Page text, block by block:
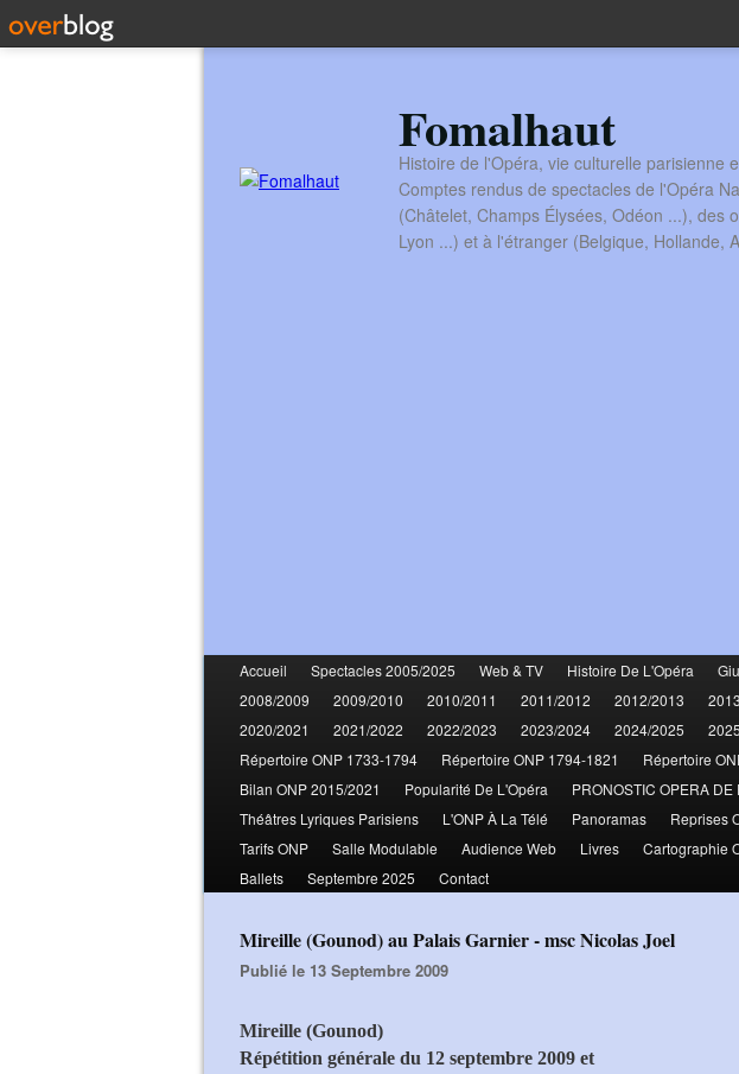
Fomalhaut
Histoire de l'Opéra, vie culturelle parisienne
Comptes rendus de spectacles de l'Opéra
(Châtelet, Champs Élysées, Odéon ...), des
Lyon ...) et à l'étranger (Belgique, Hollande,
Accueil Spectacles 2005/2025 Web & TV Histoire De L'Opéra
2008/2009
2009/2010 2010/2011 2011/2012 2012/2013
2020/2021
2021/2022 2022/2023 2023/2024 2024/2025
Répertoire ONP 1733-1794
Répertoire ONP 1794-1821 Répertoire
Bilan ONP 2015/2021
Popularité De L'Opéra PRONOSTIC OPERA DE
Théâtres Lyriques Parisiens
L'ONP À La Télé Panoramas Reprises
Tarifs ONP
Salle Modulable Audience Web Livres Cartographie
Ballets
Septembre 2025 Contact
Mireille (Gounod) au Palais Garnier - msc Nicolas Joel
Publié le 13 Septembre 2009
Mireille (Gounod)
Répétition générale du 12 septembre 2009 et